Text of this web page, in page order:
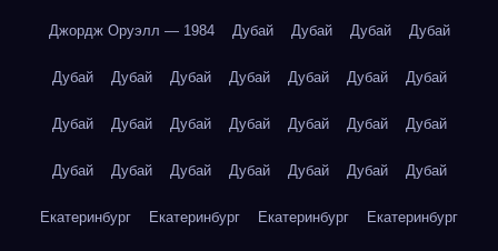
Джордж Оруэлл — 1984 Дубай Дубай Дубай Дубай
Дубай Дубай Дубай Дубай Дубай Дубай Дубай
Дубай Дубай Дубай Дубай Дубай Дубай Дубай
Дубай Дубай Дубай Дубай Дубай Дубай Дубай
Екатеринбург Екатеринбург Екатеринбург Екатеринбург